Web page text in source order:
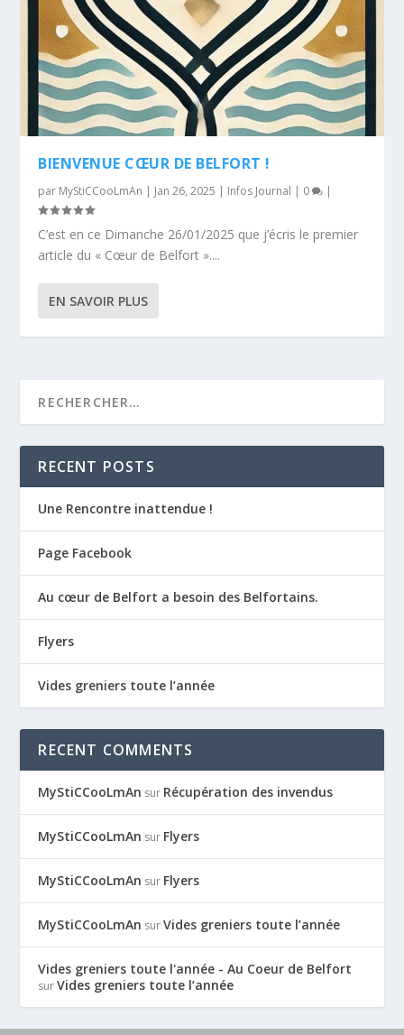
BIENVENUE CŒUR DE BELFORT !
par MyStiCCooLmAn | Jan 26, 2025 | Infos Journal | 0 |
C’est en ce Dimanche 26/01/2025 que j’écris le premier
article du « Cœur de Belfort »....
EN SAVOIR PLUS
RECENT POSTS
Une Rencontre inattendue !
Page Facebook
Au cœur de Belfort a besoin des Belfortains.
Flyers
Vides greniers toute l’année
RECENT COMMENTS
MyStiCCooLmAn sur Récupération des invendus
MyStiCCooLmAn sur Flyers
MyStiCCooLmAn sur Flyers
MyStiCCooLmAn surVides greniers toute l’année
Vides greniers toute l'année - Au Coeur de Belfort
surVides greniers toute l’année